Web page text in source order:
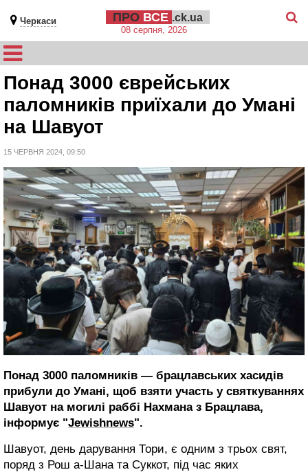
Черкаси ПРО ВСЕ .ck.ua
08 серпня, 2026
Понад 3000 єврейських
паломників приїхали до Умані
на Шавуот
15 ЧЕРВНЯ 2024, 09:50
Понад 3000 паломників — брацлавських хасидів
прибули до Умані, щоб взяти участь у святкуваннях
Шавуот на могилі раббі Нахмана з Брацлава,
інформує "Jewishnews".
Шавуот, день дарування Тори, є одним з трьох свят,
поряд з Рош а-Шана та Суккот, під час яких